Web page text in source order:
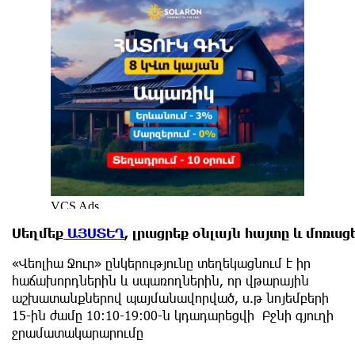
Սեղմեք ԱՅՍՏԵՂ, լրացրեք օնլայն հայտը և
«Վեոլիա Ջուր» ընկերությունը տեղեկացնում է իր
հաճախորդներին և սպառողներին, որ վթարային
աշխատանքներով պայմանավորված, ս.թ նոյեմբերի
15-ին ժամը 10:10-19:00-ն կդադարեցվի Բջնի գյուղի
ջրամատակարարումը